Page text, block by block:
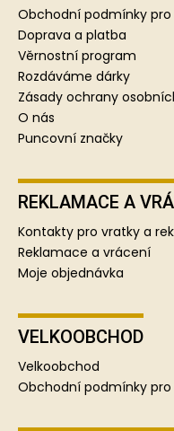
Obchodní podmínky
Doprava a platba
Věrnostní program
Rozdáváme dárky
Zásady ochrany
O nás
Puncovní značky
REKLAMACE A
Kontakty pro vratky a
Reklamace a vrácení
Moje objednávka
VELKOOBCHOD
Velkoobchod
Obchodní podmínky